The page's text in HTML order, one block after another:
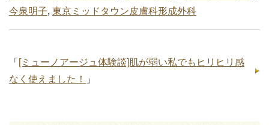
今泉明子, 東京ミッドタウン皮膚科形成外科
「 [ミューノアージュ体験談]肌が弱い私でもヒリヒリ感
なく使えました！
」